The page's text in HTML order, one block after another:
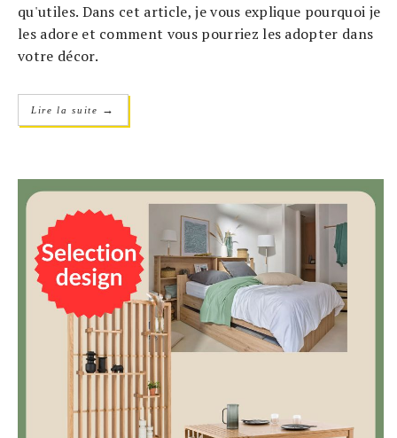
qu'utiles. Dans cet article, je vous explique pourquoi je
les adore et comment vous pourriez les adopter dans
votre décor.
Lire la suite →